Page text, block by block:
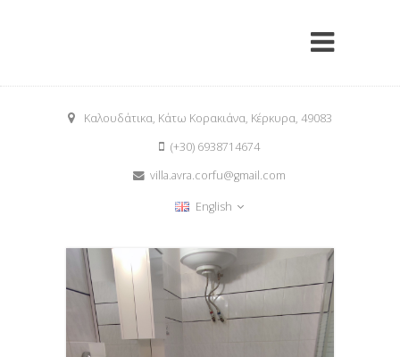
Καλουδάτικα, Κάτω Κορακιάνα, Κέρκυρα, 49083
(+30) 6938714674
villa.avra.corfu@gmail.com
English